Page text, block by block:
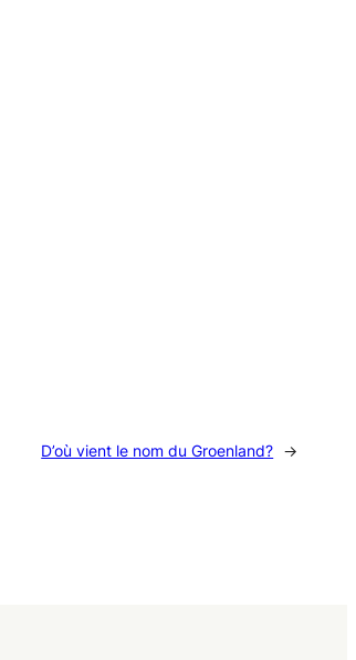
D’où vient le nom du Groenland? →